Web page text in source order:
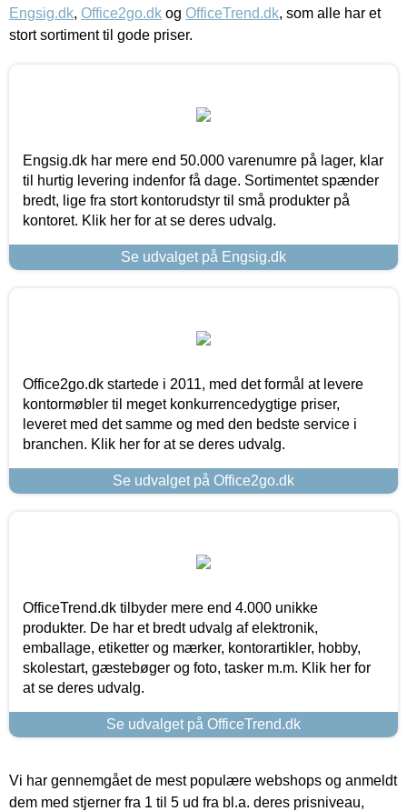
Engsig.dk, Office2go.dk og OfficeTrend.dk, som alle har et
stort sortiment til gode priser.
Engsig.dk har mere end 50.000 varenumre på lager, klar
til hurtig levering indenfor få dage. Sortimentet spænder
bredt, lige fra stort kontorudstyr til små produkter på
kontoret. Klik her for at se deres udvalg.
Se udvalget på Engsig.dk
Office2go.dk startede i 2011, med det formål at levere
kontormøbler til meget konkurrencedygtige priser,
leveret med det samme og med den bedste service i
branchen. Klik her for at se deres udvalg.
Se udvalget på Office2go.dk
OfficeTrend.dk tilbyder mere end 4.000 unikke
produkter. De har et bredt udvalg af elektronik,
emballage, etiketter og mærker, kontorartikler, hobby,
skolestart, gæstebøger og foto, tasker m.m. Klik her for
at se deres udvalg.
Se udvalget på OfficeTrend.dk
Vi har gennemgået de mest populære webshops og anmeldt
dem med stjerner fra 1 til 5 ud fra bl.a. deres prisniveau,